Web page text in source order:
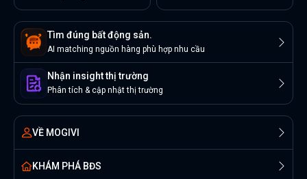
Tìm đúng bất động sản.
AI matching nguồn hàng phù hợp nhu cầu
Nhận insight thị trường
Phân tích & cập nhật thị trường
VỀ MOGIVI
KHÁM PHÁ BĐS